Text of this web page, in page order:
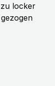
locker